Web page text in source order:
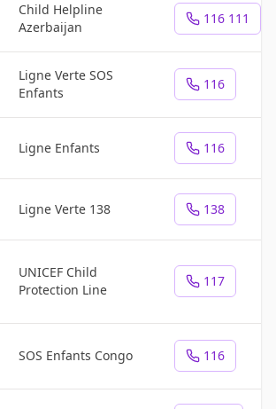
Child Helpline
Azerbaijan
116 111
Ligne Verte SOS
Enfants
116
Ligne Enfants 116
Ligne Verte 138 138
UNICEF Child
Protection Line
117
SOS Enfants Congo 116